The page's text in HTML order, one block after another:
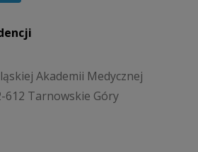
Akademii Medycznej
612 Tarnowskie Góry